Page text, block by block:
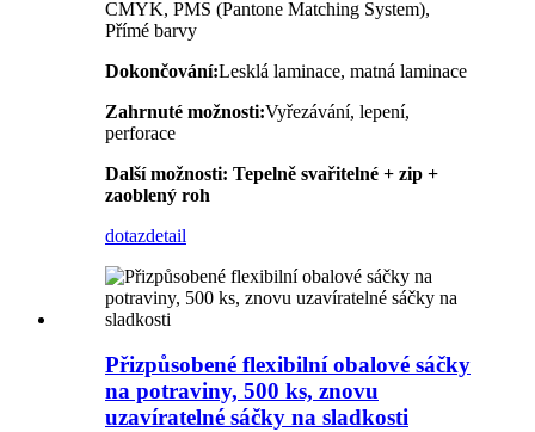
CMYK, PMS (Pantone Matching System),
Přímé barvy
Dokončování:Lesklá laminace, matná laminace
Zahrnuté možnosti:Vyřezávání, lepení,
perforace
Další možnosti: Tepelně svařitelné + zip +
zaoblený roh
dotazdetail
Přizpůsobené flexibilní obalové sáčky
na potraviny, 500 ks, znovu
uzavíratelné sáčky na sladkosti